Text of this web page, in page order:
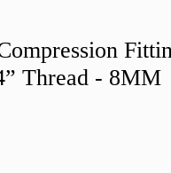
Thread - 8MM